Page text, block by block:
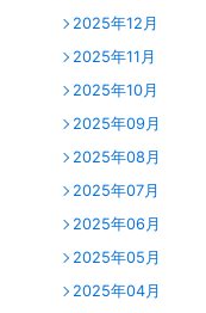
2025年12月
2025年11月
2025年10月
2025年09月
2025年08月
2025年07月
2025年06月
2025年05月
2025年04月